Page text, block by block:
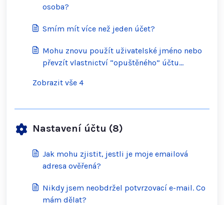
osoba?
Smím mít více než jeden účet?
Mohu znovu použít uživatelské jméno nebo
převzít vlastnictví “opuštěného” účtu
Zobrazit vše 4
Nastavení účtu (8)
Jak mohu zjistit, jestli je moje emailová
adresa ověřená?
Nikdy jsem neobdržel potvrzovací e-mail. Co
mám dělat?